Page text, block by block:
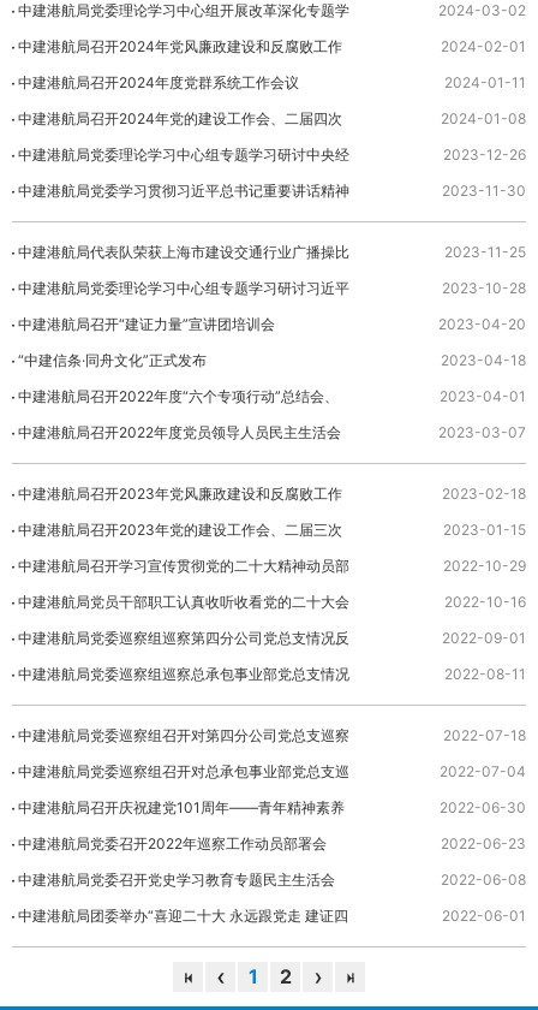
中建港航局党委理论学习中心组开展改革深化专题学
习研讨
2024-03-02
中建港航局召开2024年党风廉政建设和反腐败工作
会议
2024-02-01
中建港航局召开2024年度党群系统工作会议
2024-01-11
中建港航局召开2024年党的建设工作会、二届四次
职代会暨2024年工作会议
2024-01-08
中建港航局党委理论学习中心组专题学习研讨中央经
济工作会议精神
2023-12-26
中建港航局党委学习贯彻习近平总书记重要讲话精神
2023-11-30
中建港航局代表队荣获上海市建设交通行业广播操比
赛三等奖
2023-11-25
中建港航局党委理论学习中心组专题学习研讨习近平
总书记关于宣传思想文化工作的重要指示精神、全国
宣传...
2023-10-28
中建港航局召开“建证力量”宣讲团培训会
2023-04-20
“中建信条·同舟文化”正式发布
2023-04-18
中建港航局召开2022年度“六个专项行动”总结会、
2023年度深化中央巡视整改暨“六个专项行动”启动
会
2023-04-01
中建港航局召开2022年度党员领导人员民主生活会
2023-03-07
中建港航局召开2023年党风廉政建设和反腐败工作
会议暨警示教育大会
2023-02-18
中建港航局召开2023年党的建设工作会、二届三次
职代会暨2023年工作会议
2023-01-15
中建港航局召开学习宣传贯彻党的二十大精神动员部
署会
2022-10-29
中建港航局党员干部职工认真收听收看党的二十大会
议盛况
2022-10-16
中建港航局党委巡察组巡察第四分公司党总支情况反
馈会议召开
2022-09-01
中建港航局党委巡察组巡察总承包事业部党总支情况
反馈会议召开
2022-08-11
中建港航局党委巡察组召开对第四分公司党总支巡察
进驻动员会
2022-07-18
中建港航局党委巡察组召开对总承包事业部党总支巡
察
2022-07-04
中建港航局召开庆祝建党101周年——青年精神素养
提升行动专题会
2022-06-30
中建港航局党委召开2022年巡察工作动员部署会
2022-06-23
中建港航局党委召开党史学习教育专题民主生活会
2022-06-08
中建港航局团委举办“喜迎二十大 永远跟党走 建证四
十年 奋进新征程”青春故事分享会
2022-06-01
1 2